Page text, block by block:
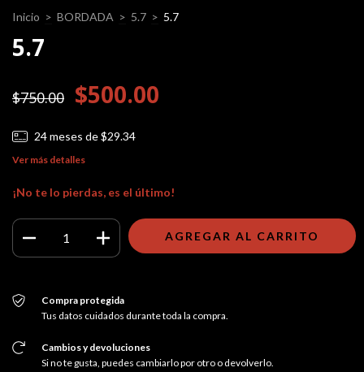
Inicio > BORDADA > 5.7 > 5.7
5.7
$750.00 $500.00
24meses de$29.34
Ver más detalles
¡No te lo pierdas, es el último!
Compra protegida
Tus datos cuidados durante toda la compra.
Cambios y devoluciones
Si no te gusta, puedes cambiarlo por otro o devolverlo.